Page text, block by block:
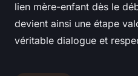
lien mère-enfant dès le
devient ainsi une étape
véritable dialogue et